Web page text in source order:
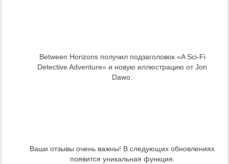
Between Horizons получил подзаголовок «A Sci-Fi
Detective Adventure» и новую иллюстрацию от Jon
Dawo.
Ваши отзывы очень важны! В следующих обновлениях
появится уникальная функция.